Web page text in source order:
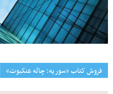
فروش کتاب «سوریه: چاله عنکبوت»